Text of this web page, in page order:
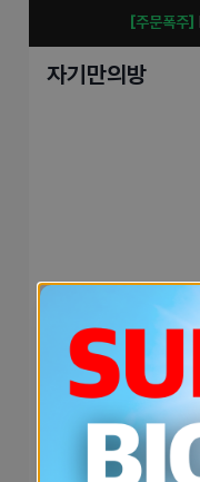
[주문폭주]
자기만의방